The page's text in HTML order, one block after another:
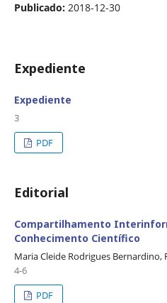
Publicado: 2018-12-30
Expediente
Expediente
3
PDF
Editorial
Compartilhamento
Conhecimento Científico
Maria Cleide Rodrigues Bernardino,
4-6
PDF